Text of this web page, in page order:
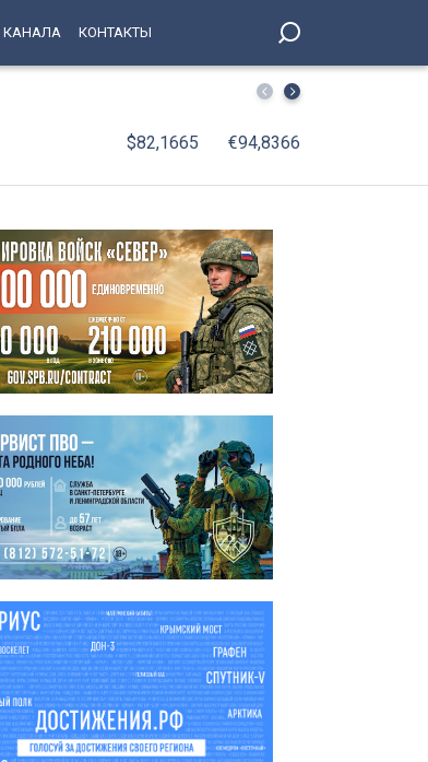
КАНАЛА КОНТАКТЫ
В Петербурге возбудили дело после нападения на
$82,1665 €94,8366